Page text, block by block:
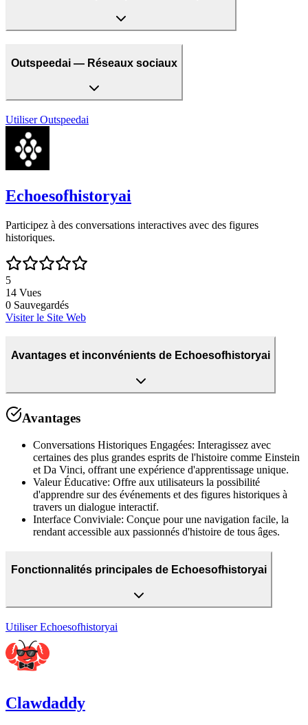
Outspeedai — Réseaux sociaux
Utiliser Outspeedai
Echoesofhistoryai
Participez à des conversations interactives avec des figures
historiques.
5
14 Vues
0 Sauvegardés
Visiter le Site Web
Avantages et inconvénients de Echoesofhistoryai
Avantages
Conversations Historiques Engagées: Interagissez avec
certaines des plus grandes esprits de l'histoire comme Einstein
et Da Vinci, offrant une expérience d'apprentissage unique.
Valeur Éducative: Offre aux utilisateurs la possibilité
d'apprendre sur des événements et des figures historiques à
travers un dialogue interactif.
Interface Conviviale: Conçue pour une navigation facile, la
rendant accessible aux passionnés d'histoire de tous âges.
Fonctionnalités principales de Echoesofhistoryai
Utiliser Echoesofhistoryai
Clawdaddy